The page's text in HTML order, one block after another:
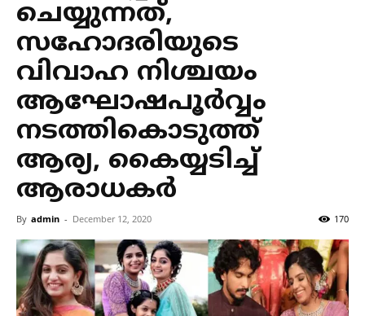
ചെയ്യുന്നത്,
സഹോദരിയുടെ
വിവാഹ നിശ്ചയം
ആഘോഷപൂർവ്വം
നടത്തികൊടുത്ത്
ആര്യ, കൈയ്യടിച്ച്
ആരാധകർ
By admin - December 12, 2020 170